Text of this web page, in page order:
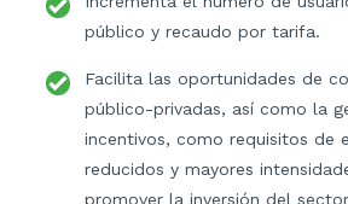
público y recaudo por tarifa.
Facilita las oportunidades de
público-privadas, así como la
incentivos, como requisitos de
reducidos y mayores
promover la inversión del